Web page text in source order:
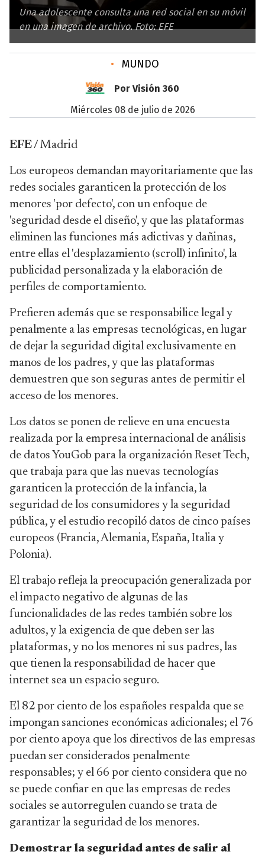
Una adolescente consulta una red social en su móvil
en una imagen de archivo. Foto: EFE
• MUNDO
Por Visión 360
miércoles 08 de julio de 2026
EFE / Madrid
Los europeos demandan mayoritariamente que las
redes sociales garanticen la protección de los
menores 'por defecto', con un enfoque de
'seguridad desde el diseño', y que las plataformas
eliminen las funciones más adictivas y dañinas,
entre ellas el 'desplazamiento (scroll) infinito', la
publicidad personalizada y la elaboración de
perfiles de comportamiento.
Prefieren además que se responsabilice legal y
penalmente a las empresas tecnológicas, en lugar
de dejar la seguridad digital exclusivamente en
manos de los padres, y que las plataformas
demuestren que son seguras antes de permitir el
acceso de los menores.
Los datos se ponen de relieve en una encuesta
realizada por la empresa internacional de análisis
de datos YouGob para la organización Reset Tech,
que trabaja para que las nuevas tecnologías
garanticen la protección de la infancia, la
seguridad de los consumidores y la seguridad
pública, y el estudio recopiló datos de cinco países
europeos (Francia, Alemania, España, Italia y
Polonia).
El trabajo refleja la preocupación generalizada por
el impacto negativo de algunas de las
funcionalidades de las redes también sobre los
adultos, y la exigencia de que deben ser las
plataformas, y no los menores ni sus padres, las
que tienen la responsabilidad de hacer que
internet sea un espacio seguro.
El 82 por ciento de los españoles respalda que se
impongan sanciones económicas adicionales; el 76
por ciento apoya que los directivos de las empresas
puedan ser considerados penalmente
responsables; y el 66 por ciento considera que no
se puede confiar en que las empresas de redes
sociales se autorregulen cuando se trata de
garantizar la seguridad de los menores.
Demostrar la seguridad antes de salir al